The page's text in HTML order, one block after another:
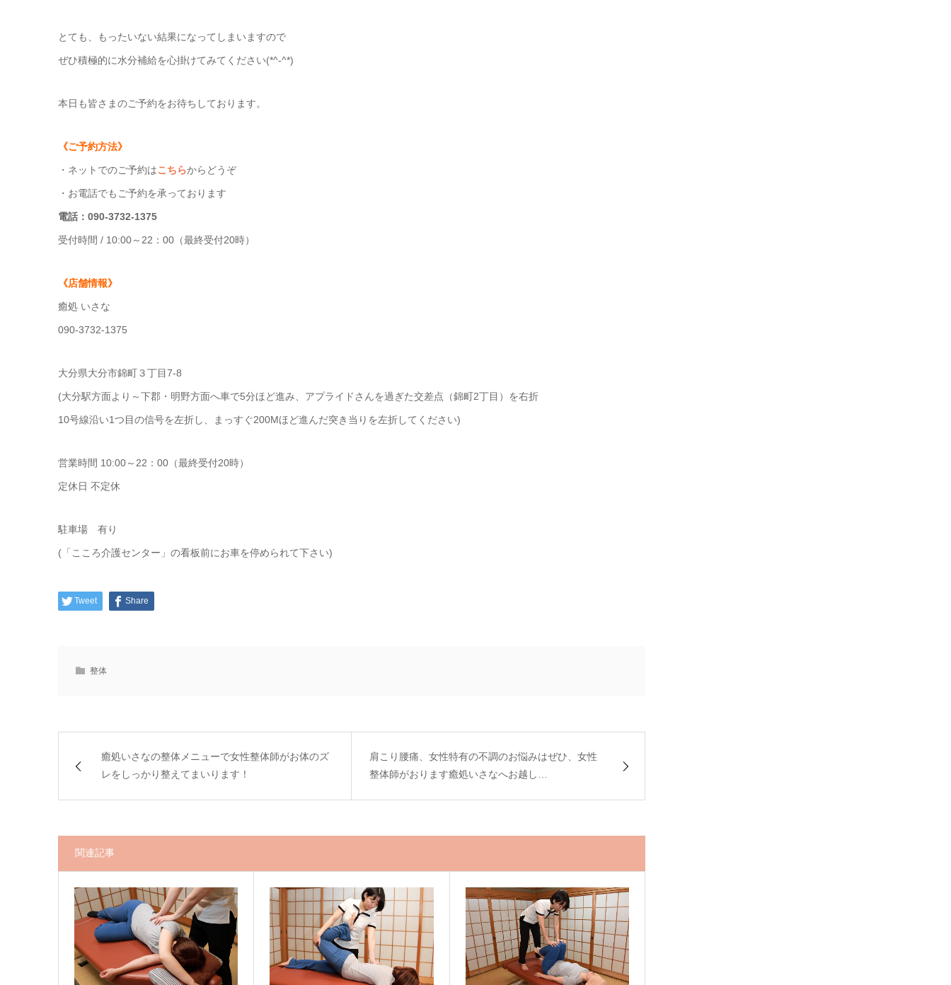
とても、もったいない結果になってしまいますので
ぜひ積極的に水分補給を心掛けてみてください(*^-^*)
本日も皆さまのご予約をお待ちしております。
《ご予約方法》
・ネットでのご予約はこちらからどうぞ
・お電話でもご予約を承っております
電話：090-3732-1375
受付時間 / 10:00～22：00（最終受付20時）
《店舗情報》
癒処 いさな
090-3732-1375
大分県大分市錦町３丁目7-8
(大分駅方面より～下郡・明野方面へ車で5分ほど進み、アプライドさんを過ぎた交差点（錦町2丁目）を右折
10号線沿い1つ目の信号を左折し、まっすぐ200Mほど進んだ突き当りを左折してください)
営業時間 10:00～22：00（最終受付20時）
定休日 不定休
駐車場 有り
(「こころ介護センター」の看板前にお車を停められて下さい)
Tweet Share
整体
癒処いさなの整体メニューで女性整体師がお体のズ
レをしっかり整えてまいります！
肩こり腰痛、女性特有の不調のお悩みはぜひ、女性
整体師がおります癒処いさなへお越し…
関連記事